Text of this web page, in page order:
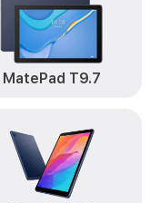
MatePad T9.7